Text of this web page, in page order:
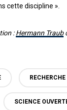
cette discipline ».
:Hermann Traub
SCIENCE